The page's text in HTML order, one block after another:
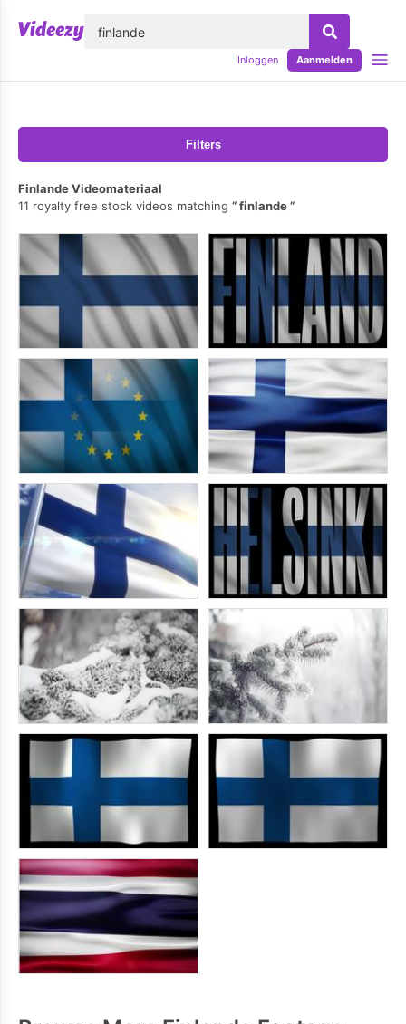
Inloggen Aanmelden
Filters
Finlande Videomateriaal
11 royalty free stock videos matching
finlande